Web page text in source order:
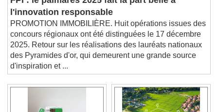
FPI : le palmarès 2025 fait la part belle à
l'innovation responsable
PROMOTION IMMOBILIÈRE. Huit opérations issues des
concours régionaux ont été distinguées le 17 décembre
2025. Retour sur les réalisations des lauréats nationaux
des Pyramides d'or, qui demeurent une grande source
d'inspiration et ...